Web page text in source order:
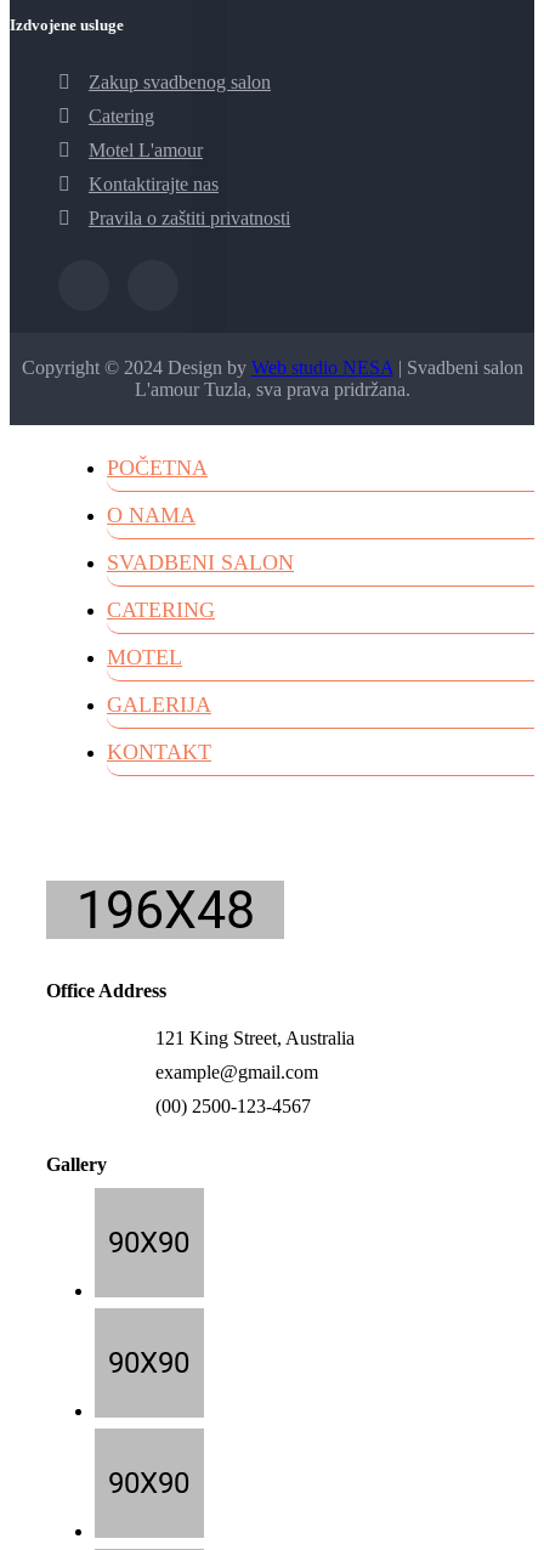
Izdvojene usluge
Zakup svadbenog salon
Catering
Motel L'amour
Kontaktirajte nas
Pravila o zaštiti privatnosti
Copyright © 2024 Design by Web studio NESA | Svadbeni salon
L'amour Tuzla, sva prava pridržana.
POČETNA
O NAMA
SVADBENI SALON
CATERING
MOTEL
GALERIJA
KONTAKT
Office Address
121 King Street, Australia
example@gmail.com
(00) 2500-123-4567
Gallery